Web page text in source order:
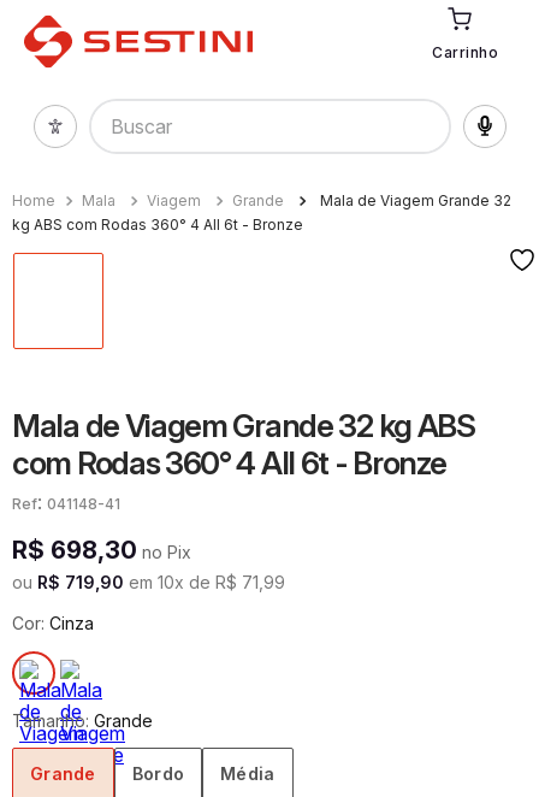
Carrinho
Buscar
Mala Viagem Grande
Mala de Viagem Grande 32
kg ABS com Rodas 360° 4 All 6t - Bronze
Mala de Viagem Grande 32 kg ABS
com Rodas 360° 4 All 6t - Bronze
: 041148-41
R$ 698,30 no Pix
ou R$ 719 90 em 10x de R$ 71 99
Cor: Cinza
Tamanho: Grande
Grande Bordo Média